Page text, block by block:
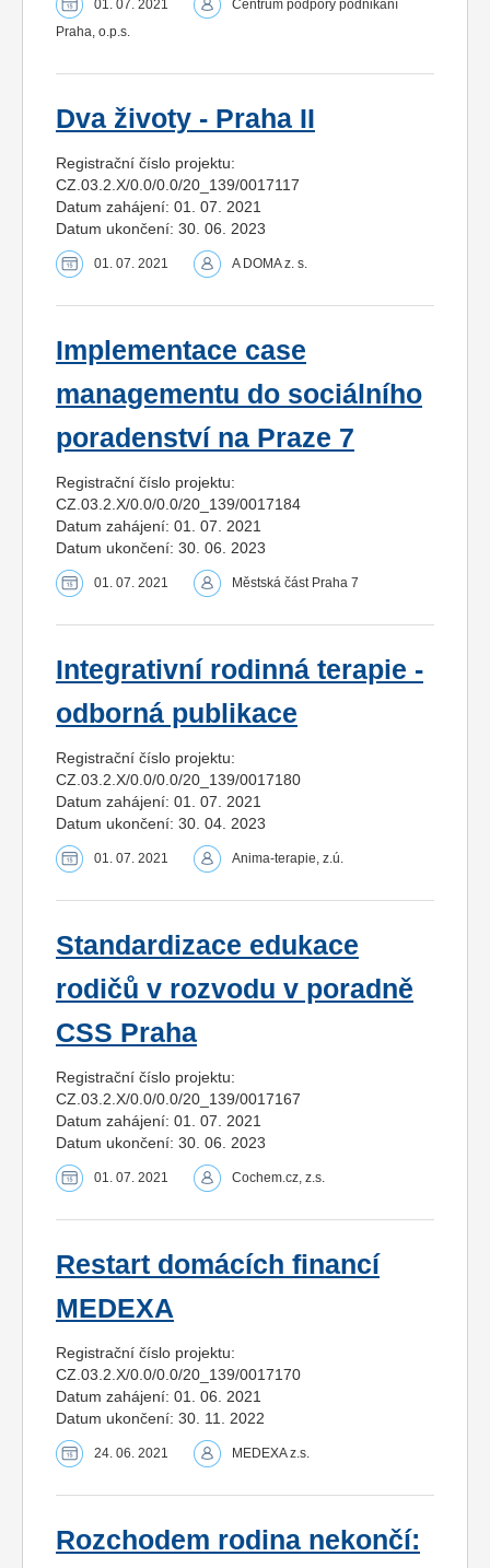
01. 07. 2021
Centrum podpory podnikání
Praha, o.p.s.
Dva životy - Praha II
Registrační číslo projektu:
CZ.03.2.X/0.0/0.0/20_139/0017117
Datum zahájení: 01. 07. 2021
Datum ukončení: 30. 06. 2023
01. 07. 2021 A DOMA z. s.
Implementace case
managementu do sociálního
poradenství na Praze 7
Registrační číslo projektu:
CZ.03.2.X/0.0/0.0/20_139/0017184
Datum zahájení: 01. 07. 2021
Datum ukončení: 30. 06. 2023
01. 07. 2021 Městská část Praha 7
Integrativní rodinná terapie -
odborná publikace
Registrační číslo projektu:
CZ.03.2.X/0.0/0.0/20_139/0017180
Datum zahájení: 01. 07. 2021
Datum ukončení: 30. 04. 2023
01. 07. 2021 Anima-terapie, z.ú.
Standardizace edukace
rodičů v rozvodu v poradně
CSS Praha
Registrační číslo projektu:
CZ.03.2.X/0.0/0.0/20_139/0017167
Datum zahájení: 01. 07. 2021
Datum ukončení: 30. 06. 2023
01. 07. 2021 Cochem.cz, z.s.
Restart domácích financí
MEDEXA
Registrační číslo projektu:
CZ.03.2.X/0.0/0.0/20_139/0017170
Datum zahájení: 01. 06. 2021
Datum ukončení: 30. 11. 2022
24. 06. 2021 MEDEXA z.s.
Rozchodem rodina nekončí: